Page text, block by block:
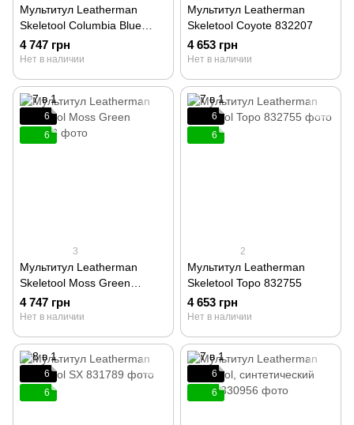
Мультитул Leatherman
Skeletool Columbia Blue
832209
4 747 грн
Нет в наличии
Мультитул Leatherman
Skeletool Coyote 832207
4 653 грн
Нет в наличии
6
6
3
Мультитул Leatherman
Skeletool Moss Green
832208
4 747 грн
Нет в наличии
6
6
2
Мультитул Leatherman
Skeletool Topo 832755
4 653 грн
Нет в наличии
6
6
6
6